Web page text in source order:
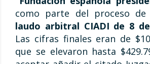
como parte del proceso de
laudo arbitral CIADI de 8
Las cifras finales eran de
que se elevaron hasta